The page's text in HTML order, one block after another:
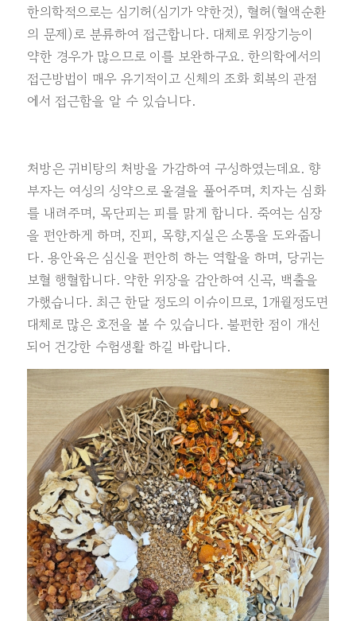
한의학적으로는 심기허(심기가 약한것), 혈허(혈액순환
의 문제)로 분류하여 접근합니다. 대체로 위장기능이
약한 경우가 많으므로 이를 보완하구요. 한의학에서의
접근방법이 매우 유기적이고 신체의 조화 회복의 관점
에서 접근함을 알 수 있습니다.
처방은 귀비탕의 처방을 가감하여 구성하였는데요. 향
부자는 여성의 성약으로 울결을 풀어주며, 치자는 심화
를 내려주며, 목단피는 피를 맑게 합니다. 죽여는 심장
을 편안하게 하며, 진피, 목향,지실은 소통을 도와줍니
다. 용안육은 심신을 편안히 하는 역할을 하며, 당귀는
보혈 행혈합니다. 약한 위장을 감안하여 신곡, 백출을
가했습니다. 최근 한달 정도의 이슈이므로, 1개월정도면
대체로 많은 호전을 볼 수 있습니다. 불편한 점이 개선
되어 건강한 수험생활 하길 바랍니다.